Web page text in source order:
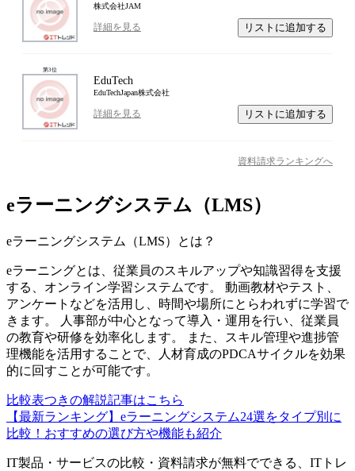
株式会社JAM
詳細を見る リストに追加する
第3位
EduTech
EduTechJapan株式会社
詳細を見る リストに追加する
資料請求ランキングへ
eラーニングシステム（LMS）
eラーニングシステム（LMS） とは？
eラーニングとは、従業員のスキルアップや知識習得を支援
する、オンライン学習システムです。 動画教材やテスト、
アンケートなどを活用し、時間や場所にとらわれずに学習で
きます。 人事部が中心となって導入・運用を行い、従業員
の教育や研修を効率化します。 また、スキル管理や進捗管
理機能を活用することで、人材育成のPDCAサイクルを効果
的に回すことが可能です。
比較表つきの解説記事はこちら
【最新ランキング】eラーニングシステム24選をタイプ別に
比較！おすすめの選び方や機能も紹介
IT製品・サービスの比較・資料請求が無料でできる、ITトレ